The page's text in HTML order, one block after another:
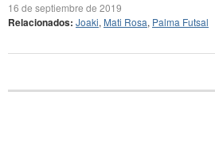
16 de septiembre de 2019
Relacionados: Joaki, Mati Rosa, Palma Futsal